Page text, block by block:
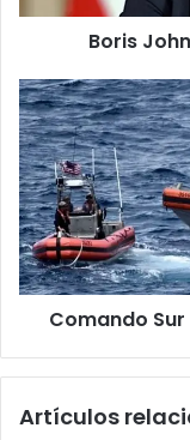
Boris
Comando
Sur
incautó
2.100
kilos
de
cocaína
Comando
Artículos